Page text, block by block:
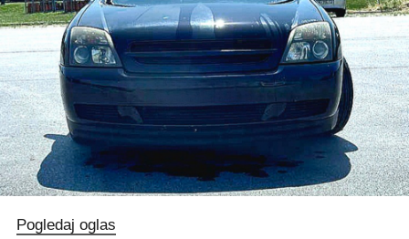
Pogledaj oglas